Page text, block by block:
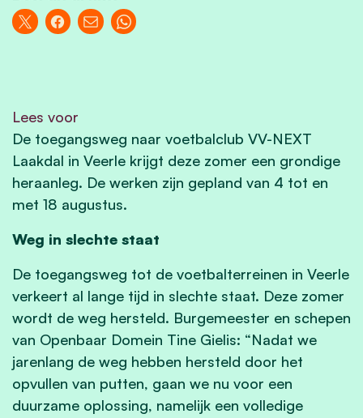
Lees voor
De toegangsweg naar voetbalclub VV-NEXT
Laakdal in Veerle krijgt deze zomer een grondige
heraanleg. De werken zijn gepland van 4 tot en
met 18 augustus.
Weg in slechte staat
De toegangsweg tot de voetbalterreinen in Veerle
verkeert al lange tijd in slechte staat. Deze zomer
wordt de weg hersteld. Burgemeester en schepen
van Openbaar Domein Tine Gielis: “Nadat we
jarenlang de weg hebben hersteld door het
opvullen van putten, gaan we nu voor een
duurzame oplossing, namelijk een volledige